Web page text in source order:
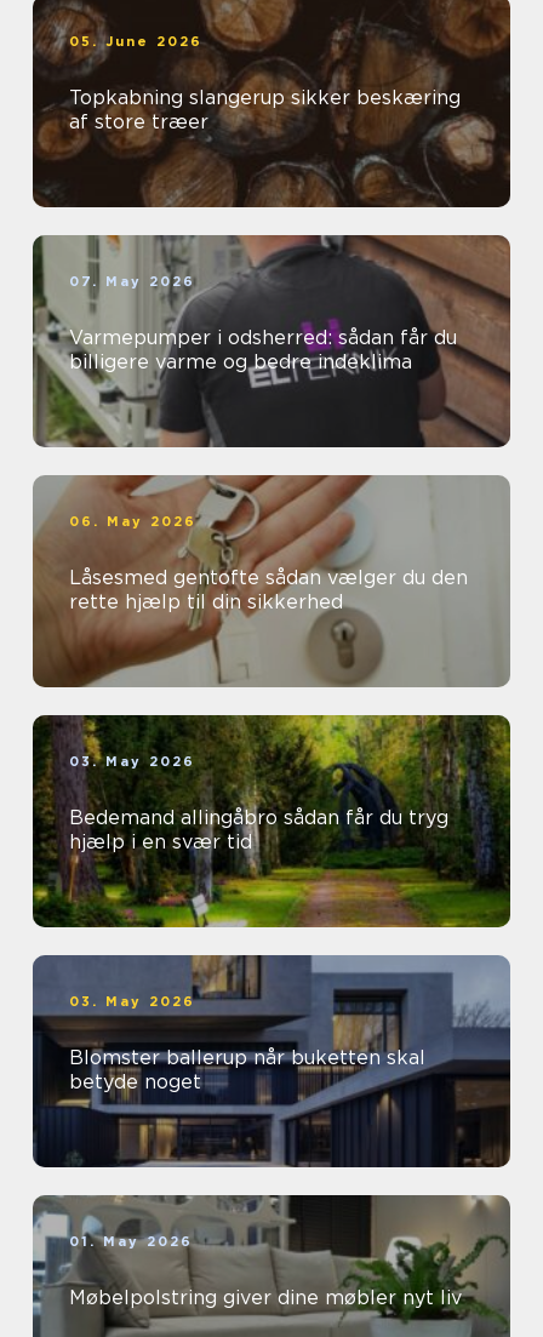
05. June 2026
Topkabning slangerup sikker beskæring
af store træer
07. May 2026
Varmepumper i odsherred: sådan får du
billigere varme og bedre indeklima
06. May 2026
Låsesmed gentofte sådan vælger du den
rette hjælp til din sikkerhed
03. May 2026
Bedemand allingåbro sådan får du tryg
hjælp i en svær tid
03. May 2026
Blomster ballerup når buketten skal
betyde noget
01. May 2026
Møbelpolstring giver dine møbler nyt liv